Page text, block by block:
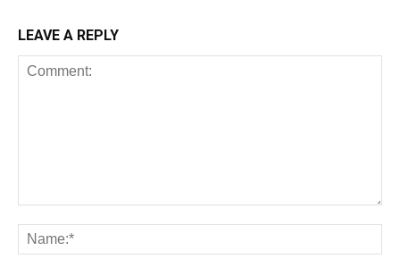
LEAVE A REPLY